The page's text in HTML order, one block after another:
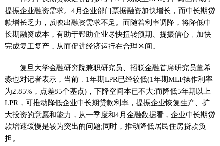
提振企业融资需求。4月企业部门票据融资加快增长，而中长期贷
款增长乏力，反映出融资需求不足。而随着利率调降，将降低中
长期融资成本，有助于帮助企业尽快扭转预期、提振信心，加快
完成复工复产，从而促进经济运行在合理区间。
复旦大学金融研究院兼职研究员、招联金融首席研究员董希
淼也对记者表示，当前，1年期LPR已经较低(1年期MLF操作利率
为2.85%，点差85个基点)，下降空间本已不大;而降低5年期以上
LPR，可推动降低企业中长期贷款利率，提振企业恢复生产、扩
大投资的意愿和能力，从一季度和4月金融数据看，企业中长期贷
款增速缓慢是较为突出的问题;同时，推动降低居民住房贷款负
担。